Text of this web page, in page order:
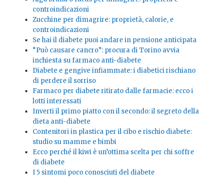
controindicazioni
Zucchine per dimagrire: proprietà, calorie, e
controindicazioni
Se hai il diabete puoi andare in pensione anticipata
“Può causare cancro”: procura di Torino avvia
inchiesta su farmaco anti-diabete
Diabete e gengive infiammate: i diabetici rischiano
di perdere il sorriso
Farmaco per diabete ritirato dalle farmacie: ecco i
lotti interessati
Inverti il primo piatto con il secondo: il segreto della
dieta anti-diabete
Contenitori in plastica per il cibo e rischio diabete:
studio su mamme e bimbi
Ecco perché il kiwi è un’ottima scelta per chi soffre
di diabete
I 5 sintomi poco conosciuti del diabete